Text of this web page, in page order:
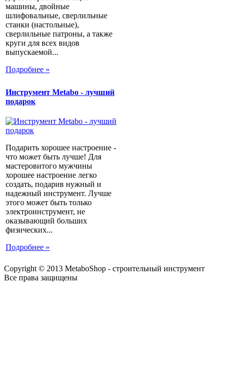
машины, двойные
шлифовальные, сверлильные
станки (настольные),
сверлильные патроны, а также
круги для всех видов
выпускаемой...
Подробнее »
Инструмент Metabo - лучший
подарок
Подарить хорошее настроение -
что может быть лучше! Для
мастеровитого мужчины
хорошее настроение легко
создать, подарив нужный и
надежный инструмент. Лучше
этого может быть только
электроинструмент, не
оказывающий больших
физических...
Подробнее »
Copyright © 2013 MetaboShop - строительный инструмент
Все права защищены